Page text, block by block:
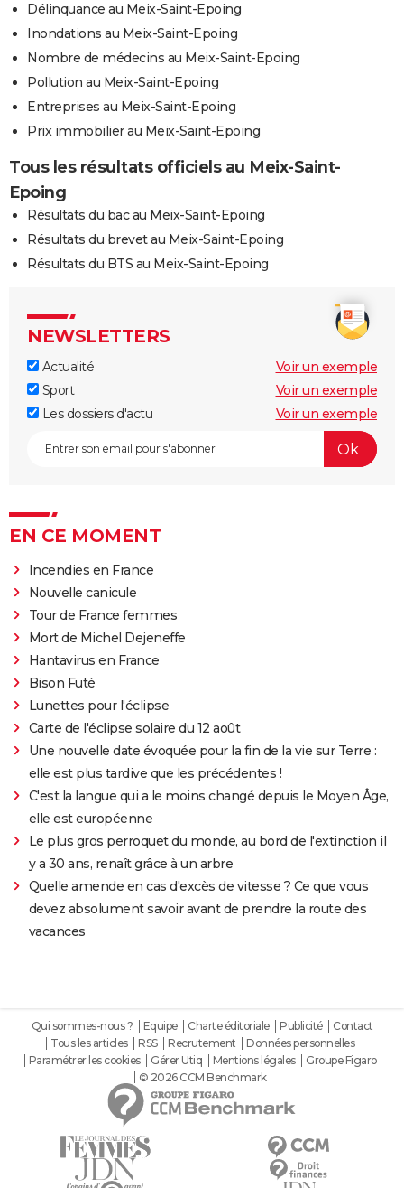
Délinquance au Meix-Saint-Epoing
Inondations au Meix-Saint-Epoing
Nombre de médecins au Meix-Saint-Epoing
Pollution au Meix-Saint-Epoing
Entreprises au Meix-Saint-Epoing
Prix immobilier au Meix-Saint-Epoing
Tous les résultats officiels au Meix-Saint-
Epoing
Résultats du bac au Meix-Saint-Epoing
Résultats du brevet au Meix-Saint-Epoing
Résultats du BTS au Meix-Saint-Epoing
NEWSLETTERS
Actualité
Voir un exemple
Sport
Voir un exemple
Les dossiers d'actu
Voir un exemple
EN CE MOMENT
Incendies en France
Nouvelle canicule
Tour de France femmes
Mort de Michel Dejeneffe
Hantavirus en France
Bison Futé
Lunettes pour l'éclipse
Carte de l'éclipse solaire du 12 août
Une nouvelle date évoquée pour la fin de la vie sur Terre :
elle est plus tardive que les précédentes !
C'est la langue qui a le moins changé depuis le Moyen Âge,
elle est européenne
Le plus gros perroquet du monde, au bord de l'extinction il
y a 30 ans, renaît grâce à un arbre
Quelle amende en cas d'excès de vitesse ? Ce que vous
devez absolument savoir avant de prendre la route des
vacances
Qui sommes-nous ? Equipe Charte éditoriale Publicité
Contact
Tous les articles
RSS Recrutement
Données personnelles
Paramétrer les cookies
Gérer Utiq Mentions légales
Groupe Figaro
© 2026 CCM Benchmark